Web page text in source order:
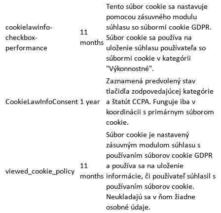
cookielawinfo-
checkbox-
performance
11
months
Tento súbor cookie sa nastavuje
pomocou zásuvného modulu
súhlasu so súbormi cookie GDPR.
Súbor cookie sa používa na
uloženie súhlasu používateľa so
súbormi cookie v kategórii
"Výkonnostné".
CookieLawInfoConsent 1 year
Zaznamená predvolený stav
tlačidla zodpovedajúcej kategórie
a štatút CCPA. Funguje iba v
koordinácii s primárnym súborom
cookie.
viewed_cookie_policy
11
months
Súbor cookie je nastavený
zásuvným modulom súhlasu s
používaním súborov cookie GDPR
a používa sa na uloženie
informácie, či používateľ súhlasil s
používaním súborov cookie.
Neukladajú sa v ňom žiadne
osobné údaje.